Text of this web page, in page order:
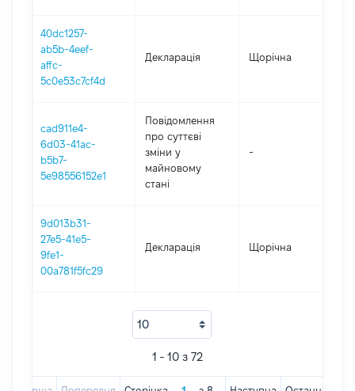
40dc1257-
ab5b-4eef-
affc-
5c0e53c7cf4d
Декларація Щорічна
cad911e4-
6d03-41ac-
b5b7-
5e98556152e1
Повідомлення
про суттєві
зміни y
майновому
стані
-
9d013b31-
27e5-41e5-
9fe1-
00a781f5fc29
Декларація Щорічна
1 - 10 з 72